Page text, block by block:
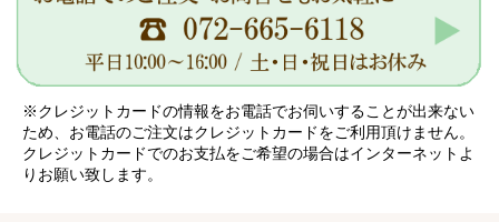
※クレジットカードの情報をお電話でお伺いすることが出来ない
ため、お電話のご注文はクレジットカードをご利用頂けません。
クレジットカードでのお支払をご希望の場合はインターネットよ
りお願い致します。